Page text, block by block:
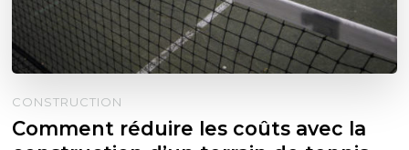
CONSTRUCTION
Comment réduire les coûts avec la